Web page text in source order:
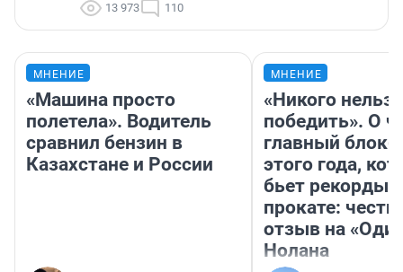
13 973 110
МНЕНИЕ
«Машина просто
полетела». Водитель
сравнил бензин в
Казахстане и России
МНЕНИЕ
«Никого нельзя
победить». О
главный
этого года,
бьет рекорды в
прокате:
отзыв на
Нолана